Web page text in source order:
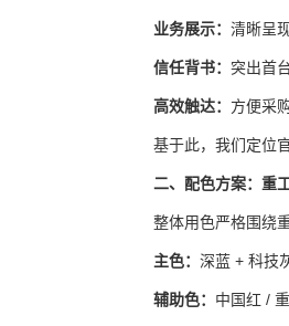
业务展示：清晰呈
信任背书：突出首
高效触达： 方便采
基于此，我们定位
二、配色方案：重
整体用色严格围绕
主色：深蓝 + 科技
辅助色： 中国红 / 重